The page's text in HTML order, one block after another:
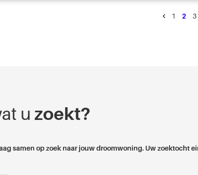
1 2 3
u zoekt?
samen op zoek naar jouw droomwoning. Uw zoektocht